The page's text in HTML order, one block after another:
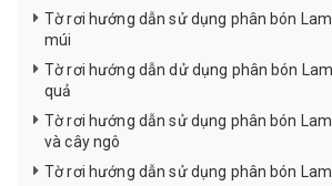
Tờ rơi hướng dẫn sử dụng phân bón
múi
Tờ rơi hướng dẫn dử dụng phân bón
quả
Tờ rơi hướng dẫn sử dụng phân bón
và cây ngô
Tờ rơi hướng dẫn sử dụng phân bón